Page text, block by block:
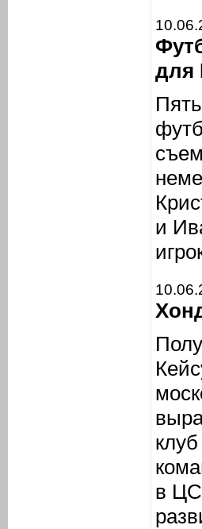
для
и
в